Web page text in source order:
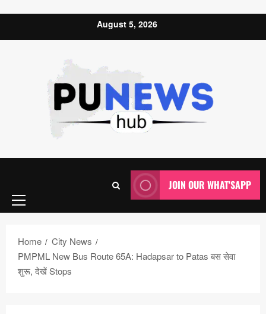
August 5, 2026
JOIN OUR WHAT'SAPP
Home
City News
PMPML New Bus Route 65A: Hadapsar to Patas बस सेवा
शुरू, देखें Stops